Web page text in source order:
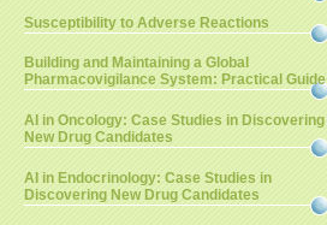
Susceptibility to Adverse Reactions
Building and Maintaining a Global
Pharmacovigilance System: Practical Guide
AI in Oncology: Case Studies in Discovering
New Drug Candidates
AI in Endocrinology: Case Studies in
Discovering New Drug Candidates